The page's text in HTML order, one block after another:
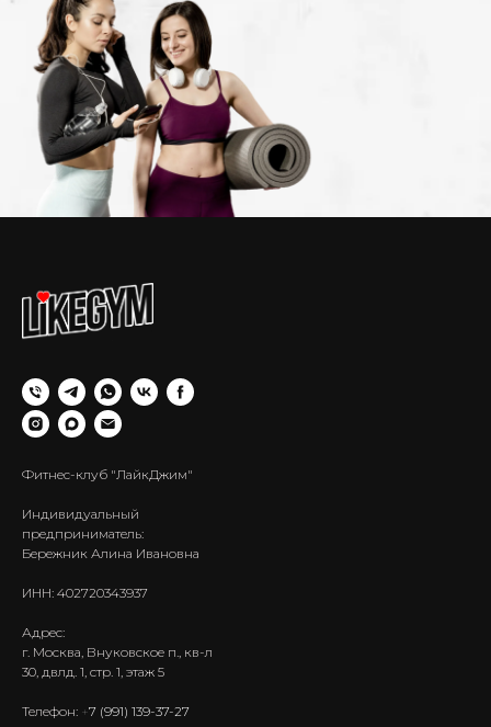
Фитнес-клуб "ЛайкДжим"
Индивидуальный
предприниматель:
Бережник Алина Ивановна
ИНН: 402720343937
Адрес:
г. Москва, Внуковское п., кв-л
30, двлд. 1, стр. 1, этаж 5
Телефон: +7 (991) 139-37-27